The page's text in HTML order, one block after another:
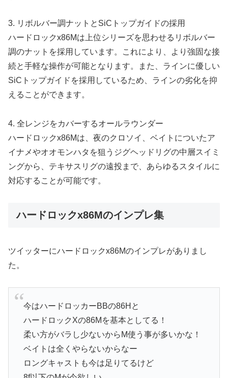
3. リボルバー調ナットとSiCトップガイドの採用
ハードロックx86Mは上位シリーズを思わせるリボルバー
調のナットを採用しています。これにより、より強固な接
続と手軽な操作が可能となります。また、ラインに優しい
SiCトップガイドを採用しているため、ラインの劣化を抑
えることができます。
4. 全レンジをカバーするオールラウンダー
ハードロックx86Mは、夜のクロソイ、ベイトについたア
イナメやオオモンハタを狙うジグヘッドリグの中層スイミ
ングから、テキサスリグの遠投まで、あらゆるスタイルに
対応することが可能です。
ハードロックx86Mのインプレ集
ツイッターにハードロックx86Mのインプレがありまし
た。
今はハードロッカーBBの86Hと
ハードロックXの86Mを基本としてる！
柔い方がバラし少ないからM使う事が多いかな！
ベイトは全くやらないからなー
ロングキャストも今は足りてるけど